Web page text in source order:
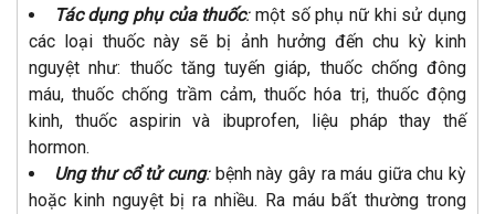
Tác dụng phụ của thuốc:một số phụ nữ khi sử dụng
các loại thuốc này sẽ bị ảnh hưởng đến chu kỳ kinh
nguyệt như: thuốc tăng tuyến giáp, thuốc chống đông
máu, thuốc chống trầm cảm, thuốc hóa trị, thuốc động
kinh, thuốc aspirin và ibuprofen, liệu pháp thay thế
hormon.
Ung thư cổ tử cung:bệnh này gây ra máu giữa chu kỳ
hoặc kinh nguyệt bị ra nhiều. Ra máu bất thường trong